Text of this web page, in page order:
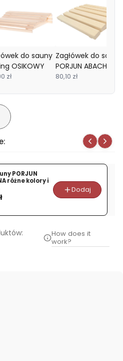
do sauny
OSIKOWY
zł
Zagłówek do sauny
PORJUN ABACHI
Profilowany 6
80,10 zł
PORJUN
różne kolory i
Dodaj
How does it
work?